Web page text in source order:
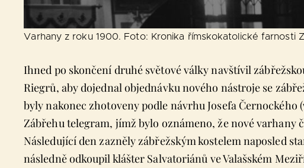
Varhany z roku 1900. Foto: Kronika římskokatolické farnosti
Ihned po skončení druhé světové války navštívil
Riegrů, aby dojednal objednávku nového nástroje se
byly nakonec zhotoveny podle návrhu Josefa Černockého
Zábřehu telegram, jímž bylo oznámeno, že nové varhany
Následující den zazněly zábřežským kostelem naposled
následně odkoupil klášter Salvatoriánů ve Valašském